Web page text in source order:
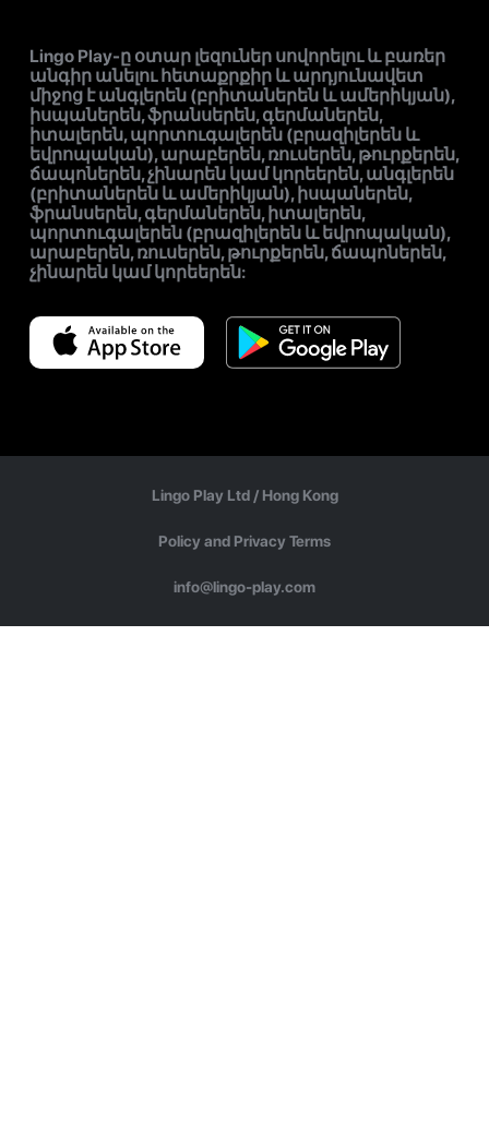
Lingo Play-ը օտար լեզուներ սովորելու և բառեր
անգիր անելու հետաքրքիր և արդյունավետ
միջոց է անգլերեն (բրիտաներեն և ամերիկյան),
իսպաներեն, ֆրանսերեն, գերմաներեն,
իտալերեն, պորտուգալերեն (բրազիլերեն և
եվրոպական), արաբերեն, ռուսերեն, թուրքերեն,
ճապոներեն, չինարեն կամ կորեերեն, անգլերեն
(բրիտաներեն և ամերիկյան), իսպաներեն,
ֆրանսերեն, գերմաներեն, իտալերեն,
պորտուգալերեն (բրազիլերեն և եվրոպական),
արաբերեն, ռուսերեն, թուրքերեն, ճապոներեն,
չինարեն կամ կորեերեն:
Lingo Play Ltd / Hong Kong
Policy and Privacy Terms
info@lingo-play.com